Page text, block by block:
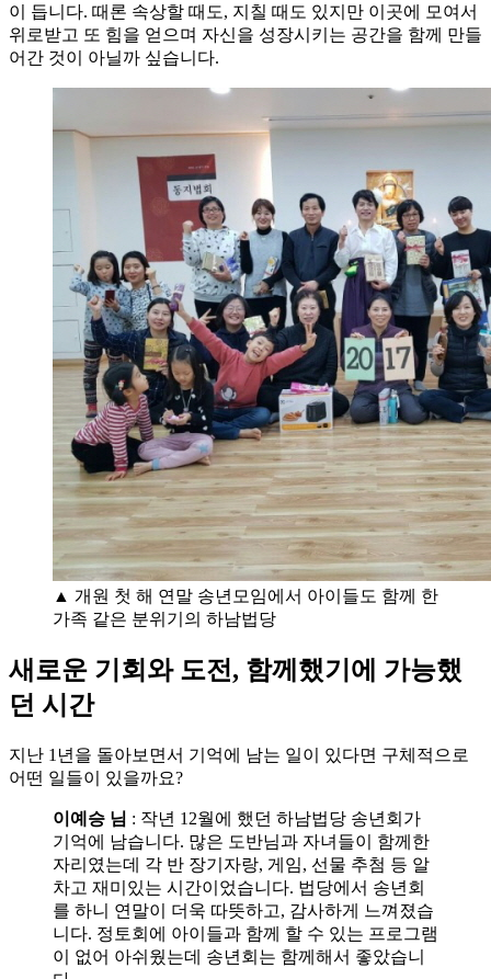
이 듭니다. 때론 속상할 때도, 지칠 때도 있지만 이곳에 모여서
위로받고 또 힘을 얻으며 자신을 성장시키는 공간을 함께 만들
어간 것이 아닐까 싶습니다.
▲ 개원 첫 해 연말 송년모임에서 아이들도 함께 한
가족 같은 분위기의 하남법당
새로운 기회와 도전, 함께했기에 가능했
던 시간
지난 1년을 돌아보면서 기억에 남는 일이 있다면 구체적으로
어떤 일들이 있을까요?
이예승 님 : 작년 12월에 했던 하남법당 송년회가
기억에 남습니다. 많은 도반님과 자녀들이 함께한
자리였는데 각 반 장기자랑, 게임, 선물 추첨 등 알
차고 재미있는 시간이었습니다. 법당에서 송년회
를 하니 연말이 더욱 따뜻하고, 감사하게 느껴졌습
니다. 정토회에 아이들과 함께 할 수 있는 프로그램
이 없어 아쉬웠는데 송년회는 함께해서 좋았습니